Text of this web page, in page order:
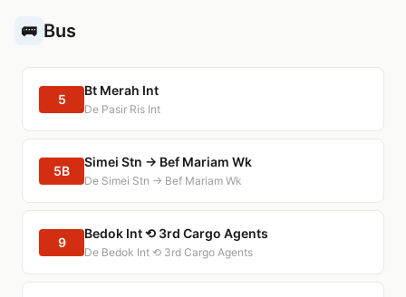
🚌 Bus
5
Bt Merah Int
De Pasir Ris Int
5B
Simei Stn → Bef Mariam Wk
De Simei Stn → Bef Mariam Wk
9
Bedok Int ⟲ 3rd Cargo Agents
De Bedok Int ⟲ 3rd Cargo Agents